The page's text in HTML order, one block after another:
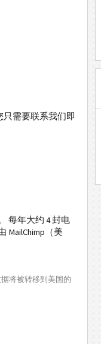
需要联系我们即
每年大约 4 封电
MailChimp（美
将被转移到美国的